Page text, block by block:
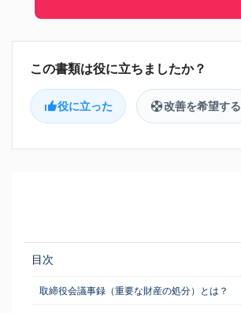
役に立った 改善を希望する
目次
取締役会議事録（重要な財産の処分）とは？